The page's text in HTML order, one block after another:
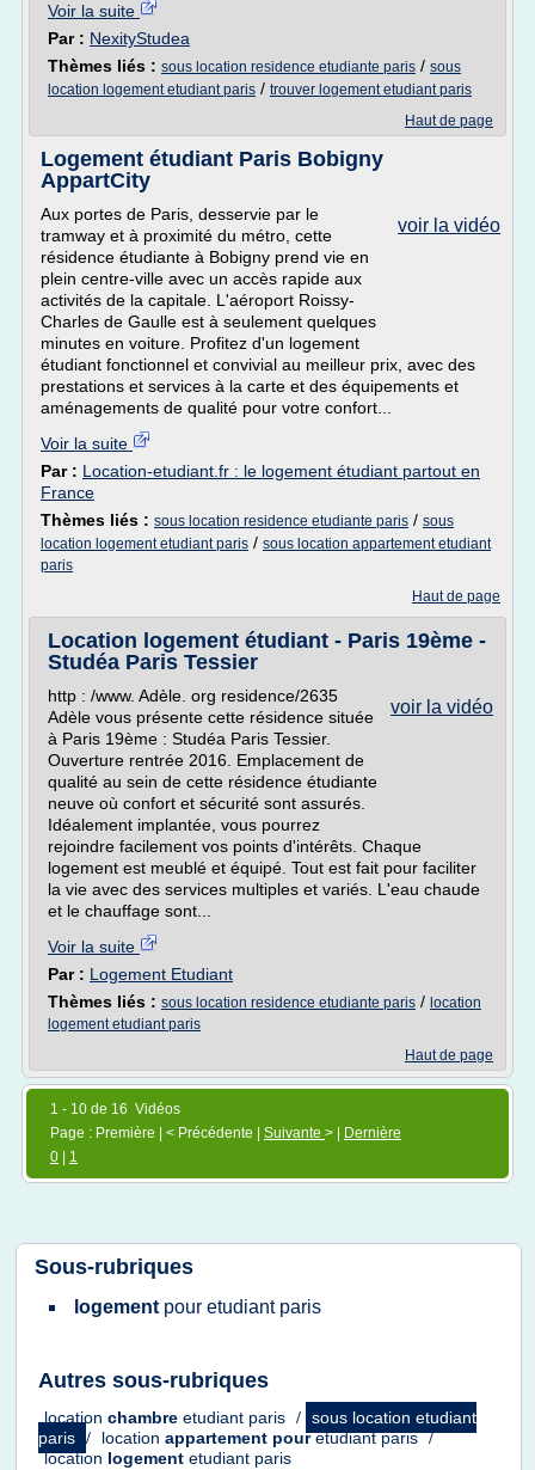
Voir la suite
Par : NexityStudea
Thèmes liés : sous location residence etudiante paris / sous
location logement etudiant paris / trouver logement etudiant paris
Haut de page
Logement étudiant Paris Bobigny
AppartCity
voir la vidéo
Aux portes de Paris, desservie par le
tramway et à proximité du métro, cette
résidence étudiante à Bobigny prend vie en
plein centre-ville avec un accès rapide aux
activités de la capitale. L'aéroport Roissy-
Charles de Gaulle est à seulement quelques
minutes en voiture. Profitez d'un logement
étudiant fonctionnel et convivial au meilleur prix, avec des
prestations et services à la carte et des équipements et
aménagements de qualité pour votre confort...
Voir la suite
Par : Location-etudiant.fr : le logement étudiant partout en
France
Thèmes liés : sous location residence etudiante paris / sous
location logement etudiant paris / sous location appartement etudiant
paris
Haut de page
Location logement étudiant - Paris 19ème -
Studéa Paris Tessier
voir la vidéo
http : /www. Adèle. org residence/2635
Adèle vous présente cette résidence située
à Paris 19ème : Studéa Paris Tessier.
Ouverture rentrée 2016. Emplacement de
qualité au sein de cette résidence étudiante
neuve où confort et sécurité sont assurés.
Idéalement implantée, vous pourrez
rejoindre facilement vos points d'intérêts. Chaque
logement est meublé et équipé. Tout est fait pour faciliter
la vie avec des services multiples et variés. L'eau chaude
et le chauffage sont...
Voir la suite
Par : Logement Etudiant
Thèmes liés : sous location residence etudiante paris / location
logement etudiant paris
Haut de page
1 - 10 de 16 Vidéos
Page : Première | < Précédente | Suivante > |
Dernière
0
1
Sous-rubriques
logement pour etudiant paris
Autres sous-rubriques
location chambre etudiant paris / sous location etudiant
paris / location appartement pouretudiant paris /
location logement etudiant paris